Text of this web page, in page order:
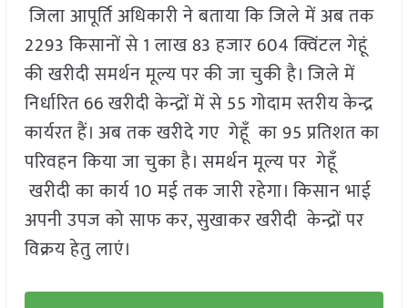
जिला आपूर्ति अधिकारी ने बताया कि जिले में अब तक
2293 किसानों से 1 लाख 83 हजार 604 क्विंटल गेहूं
की खरीदी समर्थन मूल्य पर की जा चुकी है। जिले में
निर्धारित 66 खरीदी केन्द्रों में से 55 गोदाम स्तरीय केन्द्र
कार्यरत हैं। अब तक खरीदे गए गेहूँ का 95 प्रतिशत का
परिवहन किया जा चुका है। समर्थन मूल्य पर गेहूँ
खरीदी का कार्य 10 मई तक जारी रहेगा। किसान भाई
अपनी उपज को साफ कर, सुखाकर खरीदी केन्द्रों पर
विक्रय हेतु लाएं।